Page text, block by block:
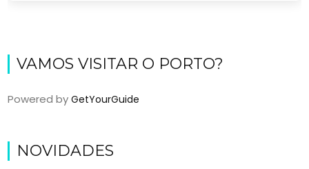
Eventos
VAMOS VISITAR O PORTO?
Powered byGetYourGuide
NOVIDADES